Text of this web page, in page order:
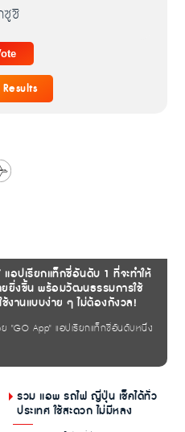
ซูชิ
อปเรียกแท็กซี่อันดับ 1 ที่จะทำให้
ยิ่งขึ้น พร้อมวัฒนธรรมการใช้
งานแบบง่าย ๆ ไม่ต้องกังวล!
"GO App" แอปเรียกแท็กซี่อันดับหนึ่ง
รวม แอพ รถไฟ ญี่ปุ่น เช็คได้ทั่ว
ประเทศ ใช้สะดวก ไม่มีหลง